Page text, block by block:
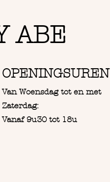
ABE
OPENINGSUREN
Van Woensdag tot en met
Zaterdag:
Vanaf 9u30 tot 18u